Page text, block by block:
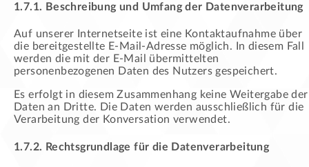
1.7.1. Beschreibung und Umfang der Datenverarbeitung
Auf unserer Internetseite ist eine Kontaktaufnahme über
die bereitgestellte E-Mail-Adresse möglich. In diesem Fall
werden die mit der E-Mail übermittelten
personenbezogenen Daten des Nutzers gespeichert.
Es erfolgt in diesem Zusammenhang keine Weitergabe der
Daten an Dritte. Die Daten werden ausschließlich für die
Verarbeitung der Konversation verwendet.
1.7.2. Rechtsgrundlage für die Datenverarbeitung